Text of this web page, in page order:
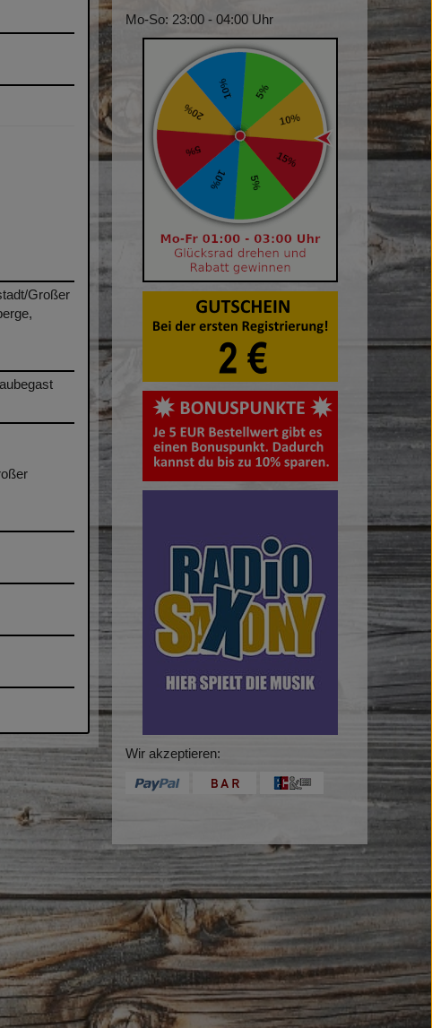
Großer
Mo-So: 23:00 - 04:00 Uhr
Wir akzeptieren: